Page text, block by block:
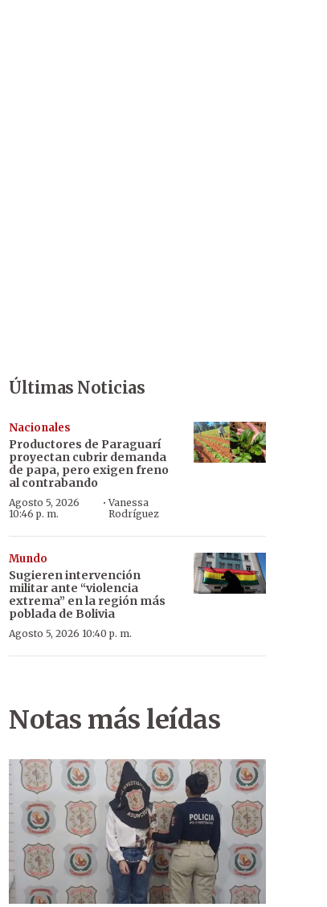
Últimas Noticias
Nacionales
Productores de Paraguarí
proyectan cubrir demanda
de papa, pero exigen freno
al contrabando
Agosto 5, 2026
10:46 p. m.
·Vanessa
Rodríguez
Mundo
Sugieren intervención
militar ante “violencia
extrema” en la región más
poblada de Bolivia
Agosto 5, 2026 10:40 p. m.
Notas más leídas